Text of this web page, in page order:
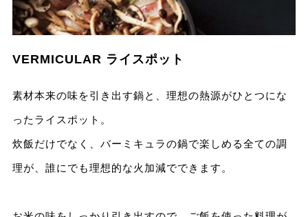
VERMICULAR ライスポット
素材本来の味を引き出す鍋と、理想の熱源がひとつにな
ったライスポット。
炊飯だけでなく、バーミキュラの鍋で楽しめる全ての調
理が、誰にでも理想的な火加減でできます。